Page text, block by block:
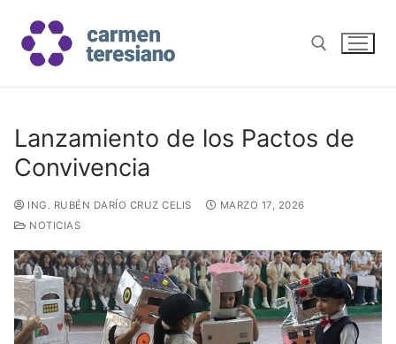
Lanzamiento de los Pactos de
Convivencia
ING. RUBÉN DARÍO CRUZ CELIS
MARZO 17, 2026
NOTICIAS